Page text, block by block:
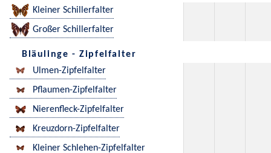
Kleiner Schillerfalter
Großer Schillerfalter
Bläulinge - Zipfelfalter
Ulmen-Zipfelfalter
Pflaumen-Zipfelfalter
Nierenfleck-Zipfelfalter
Kreuzdorn-Zipfelfalter
Kleiner Schlehen-Zipfelfalter